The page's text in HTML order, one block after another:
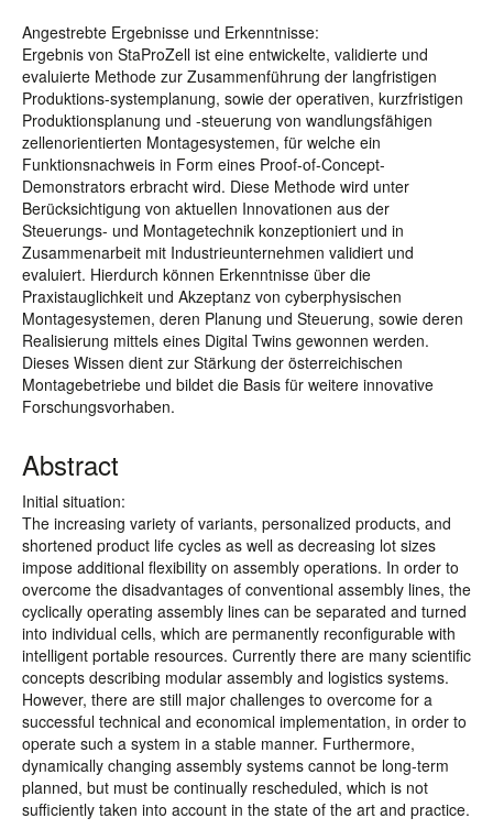
Angestrebte Ergebnisse und Erkenntnisse:
Ergebnis von StaProZell ist eine entwickelte, validierte und
evaluierte Methode zur Zusammenführung der langfristigen
Produktions-systemplanung, sowie der operativen, kurzfristigen
Produktionsplanung und -steuerung von wandlungsfähigen
zellenorientierten Montagesystemen, für welche ein
Funktionsnachweis in Form eines Proof-of-Concept-
Demonstrators erbracht wird. Diese Methode wird unter
Berücksichtigung von aktuellen Innovationen aus der
Steuerungs- und Montagetechnik konzeptioniert und in
Zusammenarbeit mit Industrieunternehmen validiert und
evaluiert. Hierdurch können Erkenntnisse über die
Praxistauglichkeit und Akzeptanz von cyberphysischen
Montagesystemen, deren Planung und Steuerung, sowie deren
Realisierung mittels eines Digital Twins gewonnen werden.
Dieses Wissen dient zur Stärkung der österreichischen
Montagebetriebe und bildet die Basis für weitere innovative
Forschungsvorhaben.
Abstract
Initial situation:
The increasing variety of variants, personalized products, and
shortened product life cycles as well as decreasing lot sizes
impose additional flexibility on assembly operations. In order to
overcome the disadvantages of conventional assembly lines, the
cyclically operating assembly lines can be separated and turned
into individual cells, which are permanently reconfigurable with
intelligent portable resources. Currently there are many scientific
concepts describing modular assembly and logistics systems.
However, there are still major challenges to overcome for a
successful technical and economical implementation, in order to
operate such a system in a stable manner. Furthermore,
dynamically changing assembly systems cannot be long-term
planned, but must be continually rescheduled, which is not
sufficiently taken into account in the state of the art and practice.